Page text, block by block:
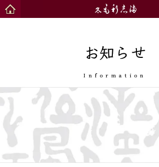
お知らせ
Information